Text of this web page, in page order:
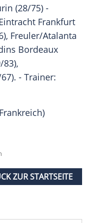
(28/75) -
Frankfurt
Freuler/Atalanta
Bordeaux
- Trainer:
ZUR STARTSEITE